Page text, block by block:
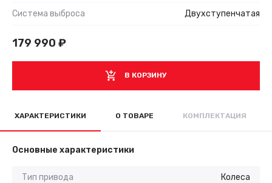
Система выброса Двухступенчатая
179 990 ₽
В КОРЗИНУ
ХАРАКТЕРИСТИКИ О ТОВАРЕ КОМПЛЕКТАЦИЯ
Основные характеристики
Тип привода Колеса